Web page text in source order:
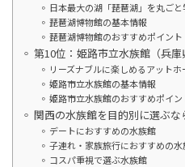
日本最大の湖「琵琶湖」を丸ご
琵琶湖博物館の基本情報
琵琶湖博物館のおすすめポイント
第10位：姫路市立水族館（兵庫
リーズナブルに楽しめるアット
姫路市立水族館の基本情報
姫路市立水族館のおすすめポイン
関西の水族館を目的別に選ぶな
デートにおすすめの水族館
子連れ・家族旅行におすすめの水
コスパ重視で選ぶ水族館